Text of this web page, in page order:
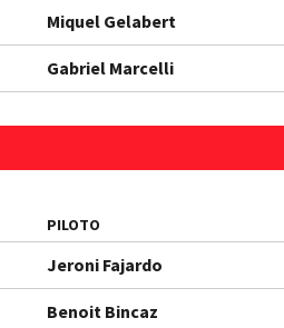
Miquel Gelabert
Gabriel Marcelli
PILOTO
Jeroni Fajardo
Benoit Bincaz